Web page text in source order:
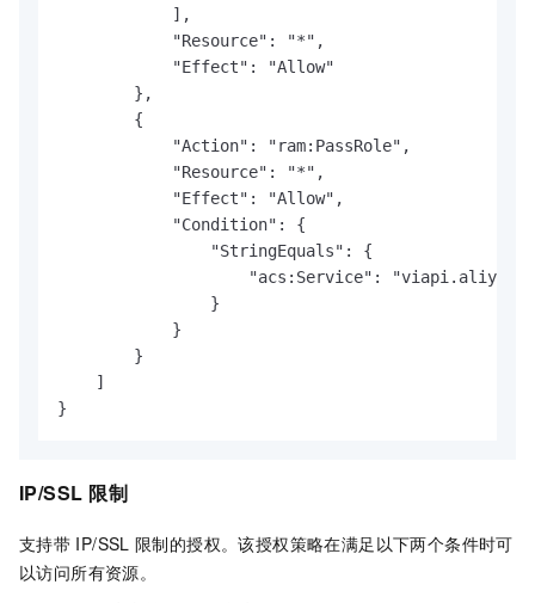
            ],
            "Resource": "*",
            "Effect": "Allow"
        },
        {
            "Action": "ram:PassRole",
            "Resource": "*",
            "Effect": "Allow",
            "Condition": {
                "StringEquals": {
"acs:Service":
                }
            }
        }
    ]
}
IP/SSL 限制
支持带 IP/SSL 限制的授权。该授权策略在满足以下两个条件时可
以访问所有资源。